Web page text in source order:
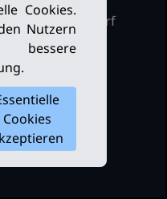
Stahnsdorf
Cookies.
Nutzern
Cookies